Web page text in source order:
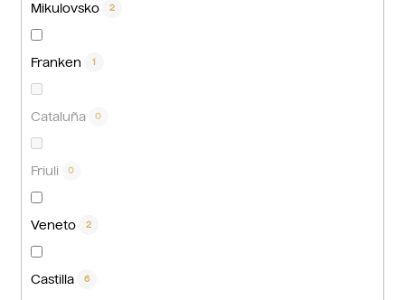
Mikulovsko 2
Franken 1
Cataluña 0
Friuli 0
Veneto 2
Castilla 6